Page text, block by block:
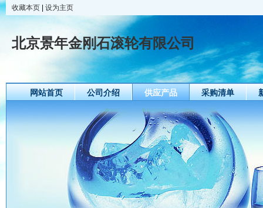
收藏本页 设为主页
北京景年金刚石滚轮有限公司
网站首页 公司介绍 供应产品 采购清单